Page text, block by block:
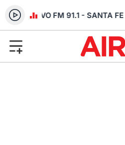
EN VIVO FM 91.1 - SANTA FE